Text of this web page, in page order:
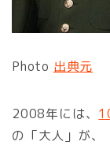
Photo 出典元
2008年には、
の「大人」が、